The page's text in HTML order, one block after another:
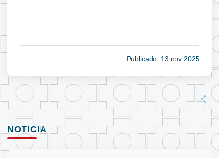
Publicado: 13 nov 2025
NOTICIA